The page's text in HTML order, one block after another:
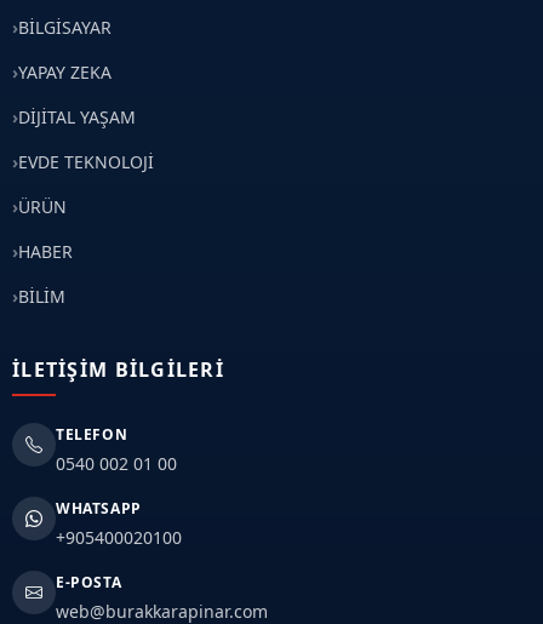
BİLGİSAYAR
YAPAY ZEKA
DİJİTAL YAŞAM
EVDE TEKNOLOJİ
ÜRÜN
HABER
BİLİM
İLETIŞIM BILGILERI
TELEFON
0540 002 01 00
WHATSAPP
+905400020100
E-POSTA
web@burakkarapinar.com